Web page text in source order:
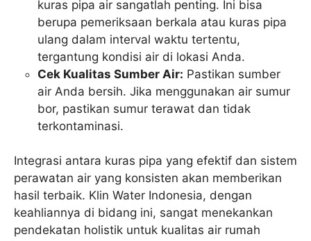
kuras pipa air sangatlah penting. Ini bisa
berupa pemeriksaan berkala atau kuras pipa
ulang dalam interval waktu tertentu,
tergantung kondisi air di lokasi Anda.
Cek Kualitas Sumber Air: Pastikan sumber
air Anda bersih. Jika menggunakan air sumur
bor, pastikan sumur terawat dan tidak
terkontaminasi.
Integrasi antara kuras pipa yang efektif dan sistem
perawatan air yang konsisten akan memberikan
hasil terbaik. Klin Water Indonesia, dengan
keahliannya di bidang ini, sangat menekankan
pendekatan holistik untuk kualitas air rumah